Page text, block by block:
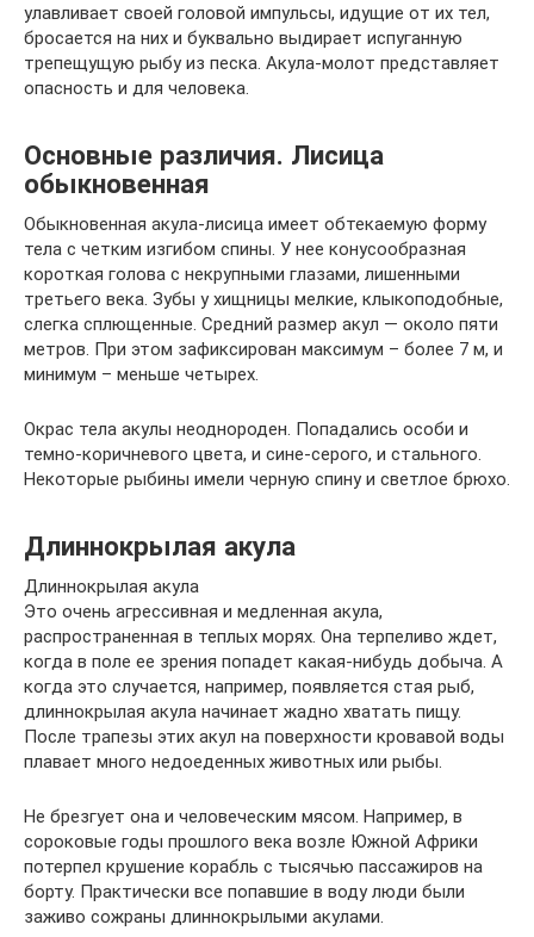
улавливает своей головой импульсы, идущие от их тел,
бросается на них и буквально выдирает испуганную
трепещущую рыбу из песка. Акула-молот представляет
опасность и для человека.
Основные различия. Лисица
обыкновенная
Обыкновенная акула-лисица имеет обтекаемую форму
тела с четким изгибом спины. У нее конусообразная
короткая голова с некрупными глазами, лишенными
третьего века. Зубы у хищницы мелкие, клыкоподобные,
слегка сплющенные. Средний размер акул — около пяти
метров. При этом зафиксирован максимум – более 7 м, и
минимум – меньше четырех.
Окрас тела акулы неоднороден. Попадались особи и
темно-коричневого цвета, и сине-серого, и стального.
Некоторые рыбины имели черную спину и светлое брюхо.
Длиннокрылая акула
Длиннокрылая акула
Это очень агрессивная и медленная акула,
распространенная в теплых морях. Она терпеливо ждет,
когда в поле ее зрения попадет какая-нибудь добыча. А
когда это случается, например, появляется стая рыб,
длиннокрылая акула начинает жадно хватать пищу.
После трапезы этих акул на поверхности кровавой воды
плавает много недоеденных животных или рыбы.
Не брезгует она и человеческим мясом. Например, в
сороковые годы прошлого века возле Южной Африки
потерпел крушение корабль с тысячью пассажиров на
борту. Практически все попавшие в воду люди были
заживо сожраны длиннокрылыми акулами.